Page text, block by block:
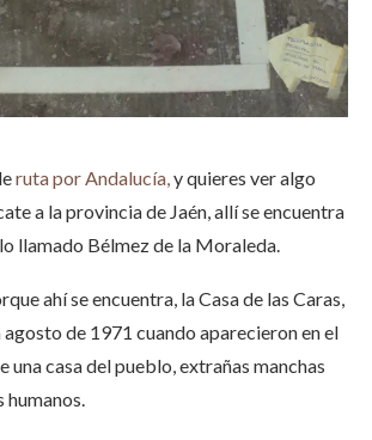
ruta por Andalucía,y quieres ver algo
a la provincia de Jaén, allí se encuentra
llamado Bélmez de la Moraleda.
ahí se encuentra, la Casa de las Caras,
de 1971 cuando aparecieron en el
una casa del pueblo, extrañas manchas